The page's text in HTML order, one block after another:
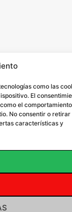
como las
El
el
No consentir o retirar
características y
/Política de